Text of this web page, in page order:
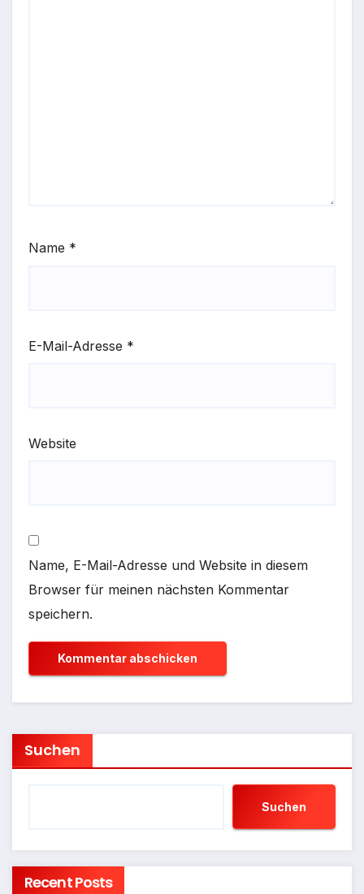
Name *
E-Mail-Adresse *
Website
Name, E-Mail-Adresse und Website in diesem
Browser für meinen nächsten Kommentar
speichern.
Suchen
Suchen
Recent Posts